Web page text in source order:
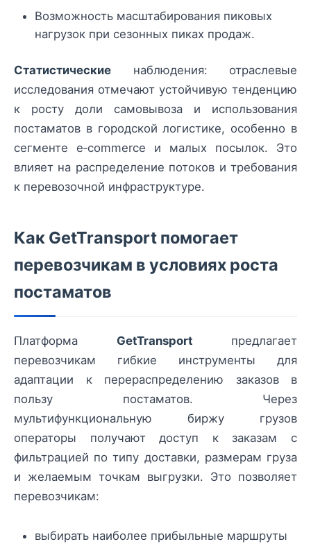
Возможность масштабирования пиковых
нагрузок при сезонных пиках продаж.
Статистические наблюдения: отраслевые
исследования отмечают устойчивую тенденцию
к росту доли самовывоза и использования
постаматов в городской логистике, особенно в
сегменте e‑commerce и малых посылок. Это
влияет на распределение потоков и требования
к перевозочной инфраструктуре.
Как GetTransport помогает
перевозчикам в условиях роста
постаматов
Платформа GetTransport предлагает
перевозчикам гибкие инструменты для
адаптации к перераспределению заказов в
пользу постаматов. Через
мультифункциональную биржу грузов
операторы получают доступ к заказам с
фильтрацией по типу доставки, размерам груза
и желаемым точкам выгрузки. Это позволяет
перевозчикам:
выбирать наиболее прибыльные маршруты